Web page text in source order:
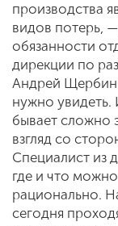
производства
видов потерь,
обязанности
дирекции по
Андрей
нужно увидеть.
бывает сложно
взгляд со
Специалист из
где и что
рационально.
сегодня